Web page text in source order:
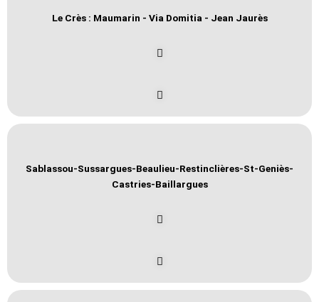
Le Crès : Maumarin - Via Domitia - Jean Jaurès
Sablassou-Sussargues-Beaulieu-Restinclières-St-Geniès-
Castries-Baillargues